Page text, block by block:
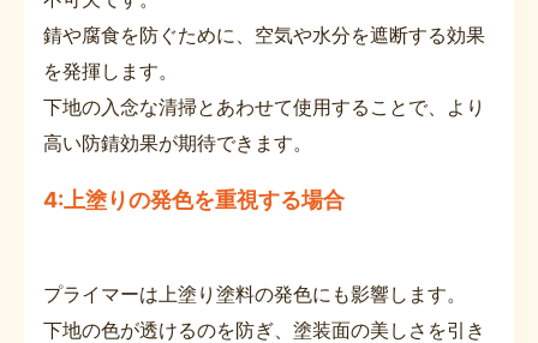
錆や腐食を防ぐために、空気や水分を遮断する効果
を発揮します。
下地の入念な清掃とあわせて使用することで、より
高い防錆効果が期待できます。
4:上塗りの発色を重視する場合
プライマーは上塗り塗料の発色にも影響します。
下地の色が透けるのを防ぎ、塗装面の美しさを引き